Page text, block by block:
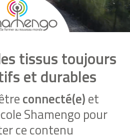
tissus toujours
et durables
connecté(e)et
Shamengo pour
ce contenu